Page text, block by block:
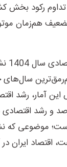
رکود بخش
هم‌زمان
آمار، رشد
سال تنها 0.2 درصد و
است؛ موضوعی
اقتصاد ایران در